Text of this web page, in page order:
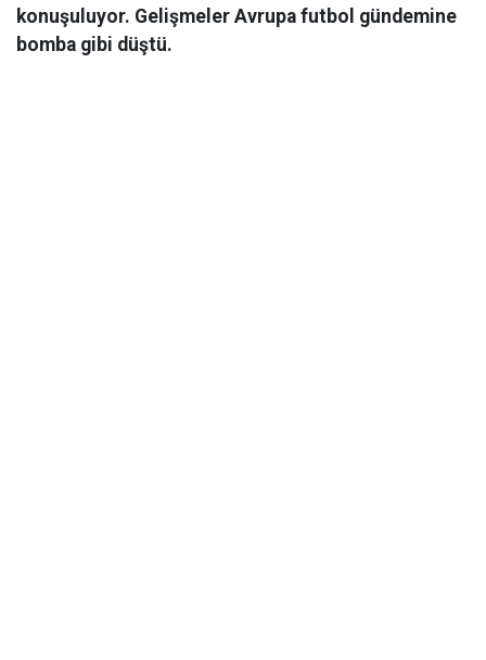
konuşuluyor. Gelişmeler Avrupa futbol gündemine
bomba gibi düştü.